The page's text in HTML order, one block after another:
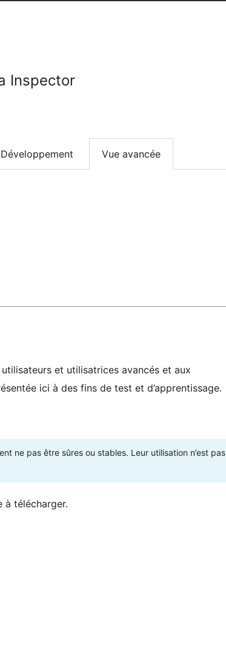
Inspector
Développement Vue avancée
et utilisatrices avancés et aux
ici à des fins de test et d’apprentissage.
ne pas être sûres ou stables. Leur utilisation n’est pas
à télécharger.